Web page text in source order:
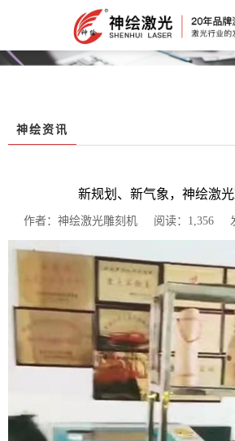
神绘资讯
新规划、新气象，神绘激光
作者：神绘激光雕刻机 阅读：1,356 发